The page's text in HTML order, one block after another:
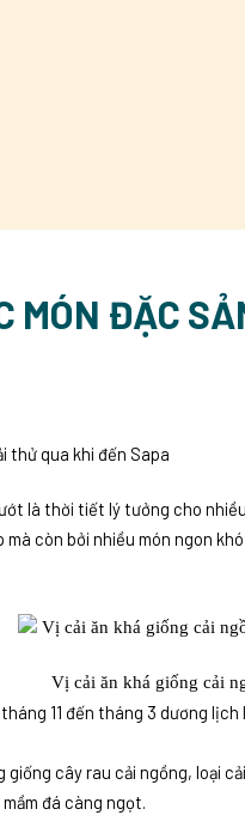
MÓN ĐẶC
thử qua khi đến Sapa
là thời tiết lý tưởng cho
mà còn bởi nhiều món ngon
Vị cải ăn khá giống cải
11 đến tháng 3 dương
giống cây rau cải ngồng, loại
đá càng ngọt.